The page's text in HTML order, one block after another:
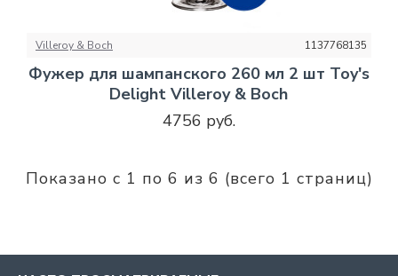
Villeroy & Boch 1137768135
Фужер для шампанского 260 мл 2 шт Toy's
Delight Villeroy & Boch
4756 руб.
Показано с 1 по 6 из 6 (всего 1 страниц)